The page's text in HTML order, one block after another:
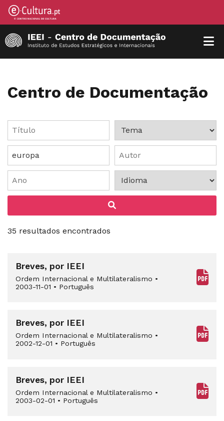
Centro de Documentação
35 resultados encontrados
Breves, por IEEI
Ordem Internacional e Multilateralismo •
2003-11-01 • Português
Breves, por IEEI
Ordem Internacional e Multilateralismo •
2002-12-01 • Português
Breves, por IEEI
Ordem Internacional e Multilateralismo •
2003-02-01 • Português